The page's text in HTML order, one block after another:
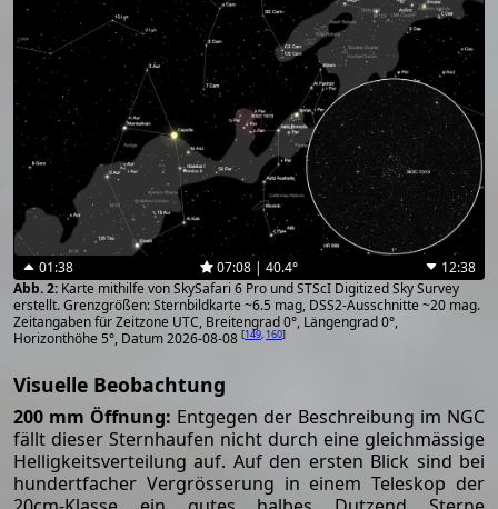
01:38 07:08 | 40.4°
12:38
Karte mithilfe von SkySafari 6 Pro und STScI Digitized Sky Survey
erstellt. Grenzgrößen: Sternbildkarte ~6.5 mag, DSS2-Ausschnitte ~20 mag.
Zeitangaben für Zeitzone UTC, Breitengrad 0°, Längengrad 0°,
Horizonthöhe 5°, Datum 2026-08-08 [149, 160]
Visuelle Beobachtung
200 mm Öffnung: Entgegen der Beschreibung im NGC
fällt dieser Sternhaufen nicht durch eine gleichmässige
Helligkeitsverteilung auf. Auf den ersten Blick sind bei
hundertfacher Vergrösserung in einem Teleskop der